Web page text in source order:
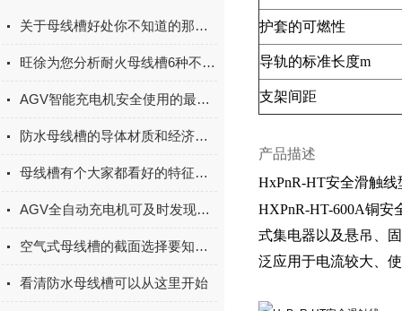
关于母线槽好处你不知道的那些事！
旺徐为您分析耐火母线槽6种不同的制造标准
AGV智能充电机安全使用的最佳实践
防水母线槽的导体材质和经济截面的选择
母线槽有个大家都看好的特征是什么你知道吗?
AGV全自动充电机可及时发现电池的异常情况并进行处理
空气式母线槽的截面选择要知道哪些？
看清防水母线槽可以从这里开始
护套的可燃性
导轨的标准长度m
支架间距
产品描述
HxPnR-HT安全滑触线
HXPnR-HT-600A铜安
式集电器以及悬吊、
泛应用于电流较大、